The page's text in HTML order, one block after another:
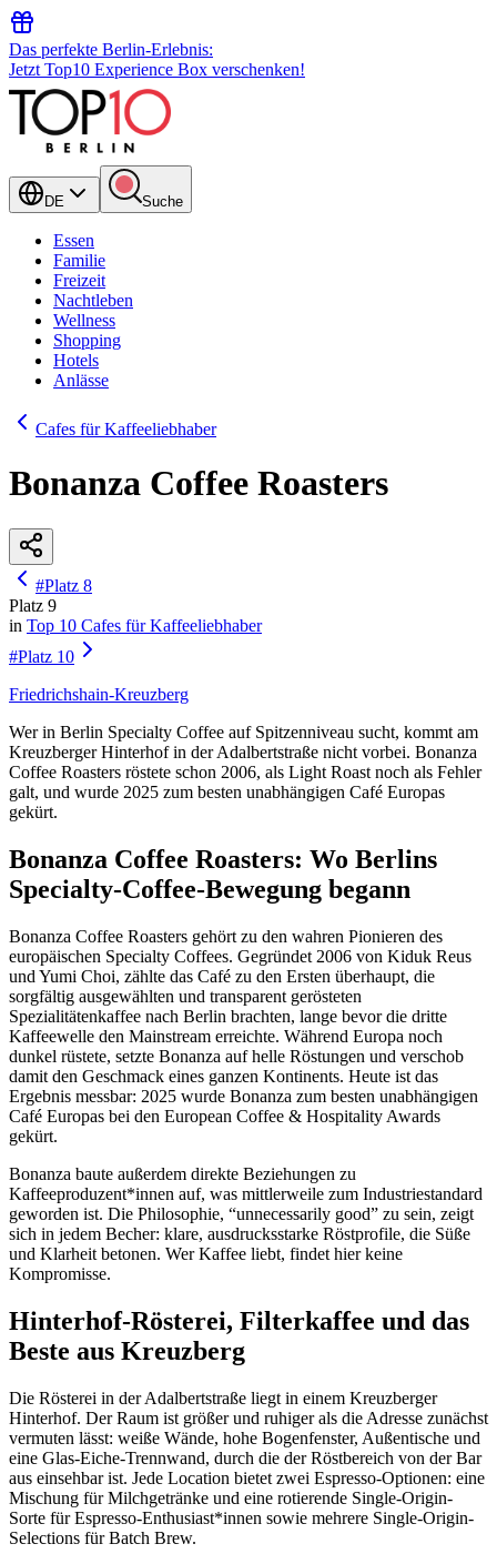
Das perfekte Berlin-Erlebnis:
Jetzt Top10 Experience Box verschenken!
DE Suche
Essen
Familie
Freizeit
Nachtleben
Wellness
Shopping
Hotels
Anlässe
Cafes für Kaffeeliebhaber
Bonanza Coffee Roasters
#Platz 8
Platz 9
in Top 10 Cafes für Kaffeeliebhaber
#Platz 10
Friedrichshain-Kreuzberg
Wer in Berlin Specialty Coffee auf Spitzenniveau sucht, kommt am
Kreuzberger Hinterhof in der Adalbertstraße nicht vorbei. Bonanza
Coffee Roasters röstete schon 2006, als Light Roast noch als Fehler
galt, und wurde 2025 zum besten unabhängigen Café Europas
gekürt.
Bonanza Coffee Roasters: Wo Berlins
Specialty-Coffee-Bewegung begann
Bonanza Coffee Roasters gehört zu den wahren Pionieren des
europäischen Specialty Coffees. Gegründet 2006 von Kiduk Reus
und Yumi Choi, zählte das Café zu den Ersten überhaupt, die
sorgfältig ausgewählten und transparent gerösteten
Spezialitätenkaffee nach Berlin brachten, lange bevor die dritte
Kaffeewelle den Mainstream erreichte. Während Europa noch
dunkel rüstete, setzte Bonanza auf helle Röstungen und verschob
damit den Geschmack eines ganzen Kontinents. Heute ist das
Ergebnis messbar: 2025 wurde Bonanza zum besten unabhängigen
Café Europas bei den European Coffee & Hospitality Awards
gekürt.
Bonanza baute außerdem direkte Beziehungen zu
Kaffeeproduzent*innen auf, was mittlerweile zum Industriestandard
geworden ist. Die Philosophie, “unnecessarily good” zu sein, zeigt
sich in jedem Becher: klare, ausdrucksstarke Röstprofile, die Süße
und Klarheit betonen. Wer Kaffee liebt, findet hier keine
Kompromisse.
Hinterhof-Rösterei, Filterkaffee und das
Beste aus Kreuzberg
Die Rösterei in der Adalbertstraße liegt in einem Kreuzberger
Hinterhof. Der Raum ist größer und ruhiger als die Adresse zunächst
vermuten lässt: weiße Wände, hohe Bogenfenster, Außentische und
eine Glas-Eiche-Trennwand, durch die der Röstbereich von der Bar
aus einsehbar ist. Jede Location bietet zwei Espresso-Optionen: eine
Mischung für Milchgetränke und eine rotierende Single-Origin-
Sorte für Espresso-Enthusiast*innen sowie mehrere Single-Origin-
Selections für Batch Brew.